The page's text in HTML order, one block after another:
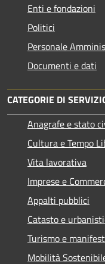
Enti e fondazioni
Politici
Personale
Documenti e dati
CATEGORIE DI
Anagrafe e stato
Cultura e Tempo
Vita lavorativa
Imprese e
Appalti pubblici
Catasto e
Turismo e
Mobilità